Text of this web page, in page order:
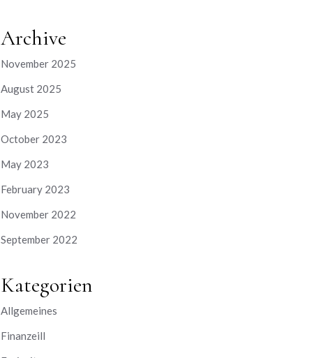
Archive
November 2025
August 2025
May 2025
October 2023
May 2023
February 2023
November 2022
September 2022
Kategorien
Allgemeines
Finanzeill